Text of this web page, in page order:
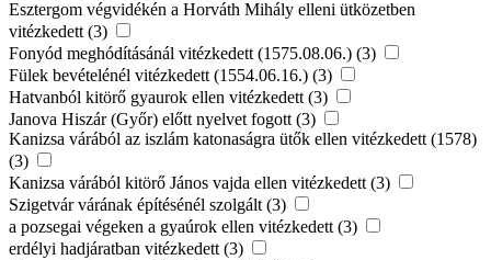
Esztergom végvidékén a Horváth Mihály elleni ütközetben
vitézkedett (3)
Fonyód meghódításánál vitézkedett (1575.08.06.) (3)
Fülek bevételénél vitézkedett (1554.06.16.) (3)
Hatvanból kitörő gyaurok ellen vitézkedett (3)
Janova Hiszár (Győr) előtt nyelvet fogott (3)
Kanizsa várából az iszlám katonaságra ütők ellen vitézkedett (1578)
(3)
Kanizsa várából kitörő János vajda ellen vitézkedett (3)
Szigetvár várának építésénél szolgált (3)
a pozsegai végeken a gyaúrok ellen vitézkedett (3)
erdélyi hadjáratban vitézkedett (3)